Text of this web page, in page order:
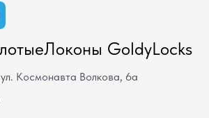
GoldyLocks
Космонавта Волкова, 6а